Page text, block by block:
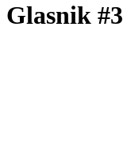
Glasnik #3